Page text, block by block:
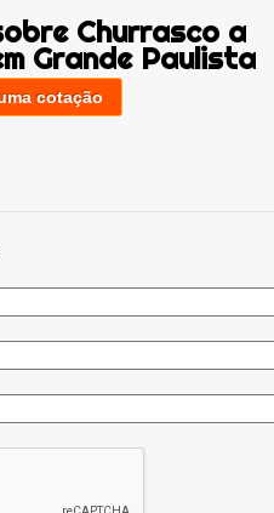
Churrasco a
Grande Paulista
cotação